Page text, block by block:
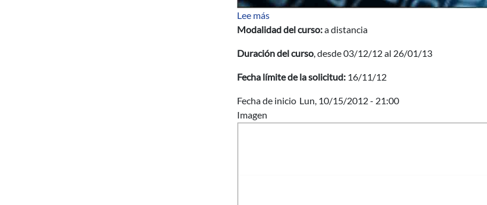
Lee mássobre BANDA ANCHA Y CIUDADES DIGITALES
Modalidad del curso:a distancia
Duración del curso, desde 03/12/12 al 26/01/13
Fecha límite de la solicitud: 16/11/12
Fecha de inicio Lun, 10/15/2012 - 21:00
Imagen